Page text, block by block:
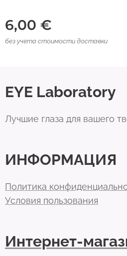
6,00 €
без учета стоимости доставки
EYE Laboratory
Лучшие глаза для вашего
ИНФОРМАЦИЯ
Политика
Условия пользования
Интернет-